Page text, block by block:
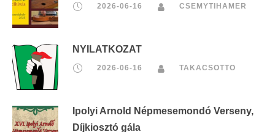
2026-06-16 CSEMYTIHAMER
NYILATKOZAT
2026-06-16 TAKACSOTTO
Ipolyi Arnold Népmesemondó Verseny,
Díjkiosztó gála